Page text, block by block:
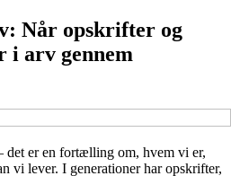
Når opskrifter og
i arv gennem
det er en fortælling om, hvem vi er,
vi lever. I generationer har opskrifter,